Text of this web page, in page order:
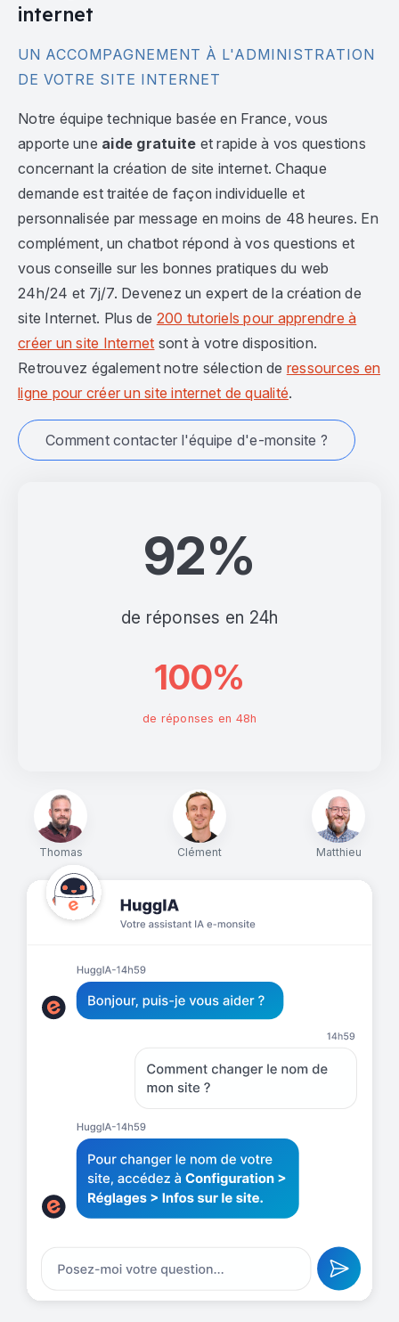
Thomas Clément Matthieu
92%
de réponses en 24h
100%
de réponses en 48h
internet
UN ACCOMPAGNEMENT À L'ADMINISTRATION
DE VOTRE SITE INTERNET
Notre équipe technique basée en France, vous
apporte une aide gratuite et rapide à vos questions
concernant la création de site internet. Chaque
demande est traitée de façon individuelle et
personnalisée par message en moins de 48 heures. En
complément, un chatbot répond à vos questions et
vous conseille sur les bonnes pratiques du web
24h/24 et 7j/7. Devenez un expert de la création de
site Internet. Plus de 200 tutoriels pour apprendre à
créer un site Internet sont à votre disposition.
Retrouvez également notre sélection de ressources en
ligne pour créer un site internet de qualité.
Comment contacter l'équipe d'e-monsite ?